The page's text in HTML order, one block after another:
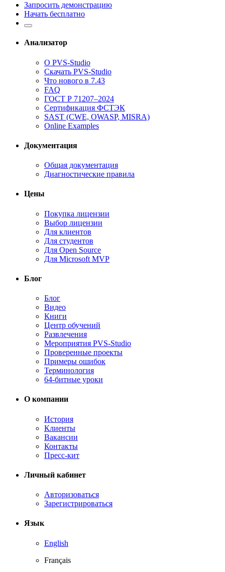
Запросить демонстрацию
Начать бесплатно
Анализатор
О PVS-Studio
Скачать PVS-Studio
Что нового в 7.43
FAQ
ГОСТ Р 71207–2024
Сертификация ФСТЭК
SAST (CWE, OWASP, MISRA)
Online Examples
Документация
Общая документация
Диагностические правила
Цены
Покупка лицензии
Выбор лицензии
Для клиентов
Для студентов
Для Open Source
Для Microsoft MVP
Блог
Блог
Видео
Книги
Центр обучений
Развлечения
Мероприятия PVS-Studio
Проверенные проекты
Примеры ошибок
Терминология
64-битные уроки
О компании
История
Клиенты
Вакансии
Контакты
Пресс-кит
Личный кабинет
Авторизоваться
Зарегистрироваться
Язык
English
Français